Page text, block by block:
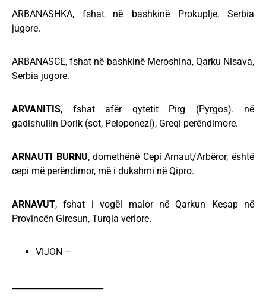
ARBANASHKA, fshat në bashkinë Prokuplje, Serbia
jugore.
ARBANASCE, fshat në bashkinë Meroshina, Qarku Nisava,
Serbia jugore.
ARVANITIS, fshat afër qytetit Pirg (Pyrgos). në
gadishullin Dorik (sot, Peloponezi), Greqi perëndimore.
ARNAUTI BURNU, domethënë Cepi Arnaut/Arbëror, është
cepi më perëndimor, më i dukshmi në Qipro.
ARNAVUT, fshat i vogël malor në Qarkun Keşap në
Provincën Giresun, Turqia veriore.
VIJON –